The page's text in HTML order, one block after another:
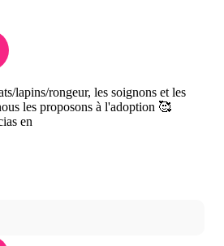
lapins/rongeur, les soignons et les
les proposons à l'adoption 🥰
en